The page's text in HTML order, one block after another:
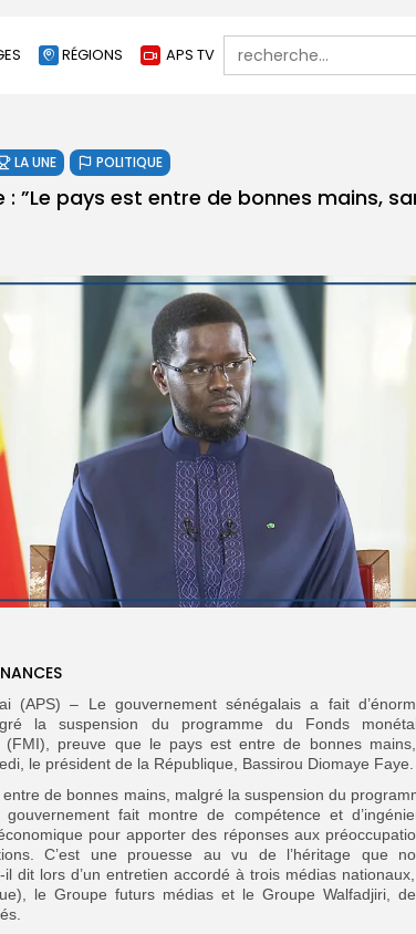
RÉGIONS APS TV
Search
for:
LA UNE POLITIQUE
: ”Le pays est entre de bonnes mains,
(APS) – Le gouvernement sénégalais a fait
la suspension du programme du Fonds
(FMI), preuve que le pays est entre de bonnes
le président de la République, Bassirou Diomaye Faye.
entre de bonnes mains, malgré la suspension du
fait montre de compétence et
pour apporter des réponses aux
C’est une prouesse au vu de l’héritage que
il dit lors d’un entretien accordé à trois médias
le Groupe futurs médias et le Groupe Walfadjiri,